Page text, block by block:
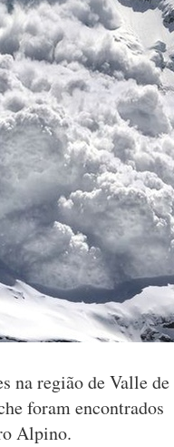
na região de Valle de
foram encontrados
Alpino.